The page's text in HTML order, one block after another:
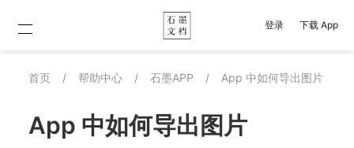
登录 下载 App
首页 / 帮助中心 / 石墨APP / App 中如何导出图片
App 中如何导出图片